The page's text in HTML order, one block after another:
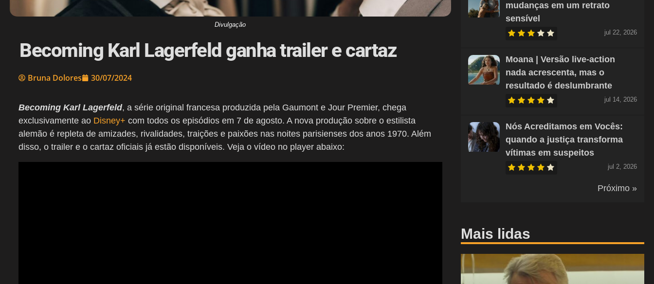
Divulgação
Becoming Karl Lagerfeld ganha trailer e cartaz
Bruna Dolores 30/07/2024
Becoming Karl Lagerfeld, a série original francesa produzida pela Gaumont e Jour Premier, chega
exclusivamente ao Disney+ com todos os episódios em 7 de agosto. A nova produção sobre o estilista
alemão é repleta de amizades, rivalidades, traições e paixões nas noites parisienses dos anos 1970. Além
disso, o trailer e o cartaz oficiais já estão disponíveis. Veja o vídeo no player abaixo:
mudanças em um retrato
sensível
jul 22, 2026
Moana | Versão live-action
nada acrescenta, mas o
resultado é deslumbrante
jul 14, 2026
Nós Acreditamos em Vocês:
quando a justiça transforma
vítimas em suspeitos
jul 2, 2026
Próximo »
Mais lidas